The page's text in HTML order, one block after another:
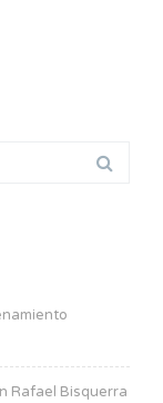
Rafael Bisquerra